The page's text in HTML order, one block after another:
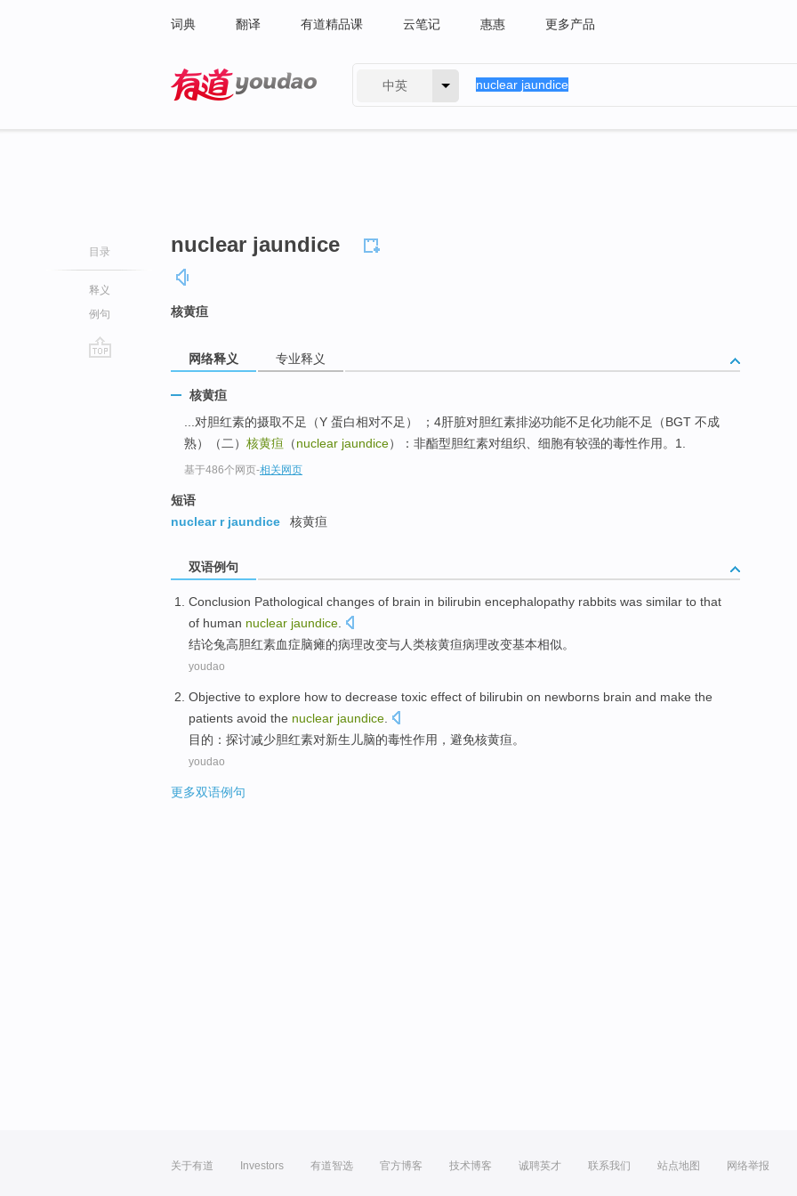
词典 翻译 有道精品课 云笔记 惠惠 更多产品
中英
目录
释义
例句
nuclear jaundice
核黄疸
网络释义 专业释义
核黄疸
...对胆红素的摄取不足（Y 蛋白相对不足） ；4肝脏对胆红素排泌功能不足化功能不足（BGT 不成
熟）（二） 核黄疸 （nuclear jaundice）：非酯型胆红素对组织、细胞有较强的毒性作用。1.
基于486个网页-相关网页
短语
nuclear r jaundice
核黄疸
双语例句
Conclusion Pathological changes of brain in bilirubin encephalopathy rabbits was similar to that
of human nuclear jaundice.
结论兔高胆红素血症脑瘫的病理改变与人类核黄疸病理改变基本相似。
youdao
Objective to explore how to decrease toxic effect of bilirubin on newborns brain and make the
patients avoid the nuclear jaundice
目的 ： 探讨减少胆红素对新生儿脑的毒性作用 ， 避免核黄疸。
youdao
更多双语例句
关于有道 Investors 有道智选 官方博客 技术博客 诚聘英才 联系我们 站点地图 网络举报